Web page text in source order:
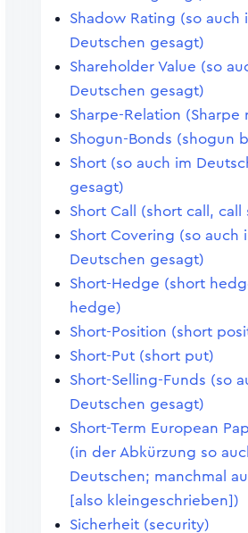
Shadow Rating (so auch
Deutschen gesagt)
Shareholder Value (so
Deutschen gesagt)
Sharpe-Relation (Sharpe
Shogun-Bonds (shogun
Short (so auch im
gesagt)
Short Call (short call, call
Short Covering (so auch
Deutschen gesagt)
Short-Hedge (short
hedge)
Short-Position (short
Short-Put (short put)
Short-Selling-Funds (so
Deutschen gesagt)
Short-Term European
(in der Abkürzung so
Deutschen; manchmal
[also kleingeschrieben])
Sicherheit (security)